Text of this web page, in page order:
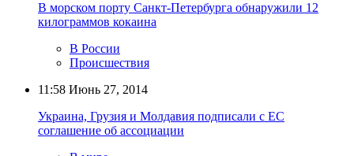
В морском порту Санкт-Петербурга обнаружили 12
килограммов кокаина
В России
Происшествия
11:58 Июнь 27, 2014
Украина, Грузия и Молдавия подписали с ЕС
соглашение об ассоциации